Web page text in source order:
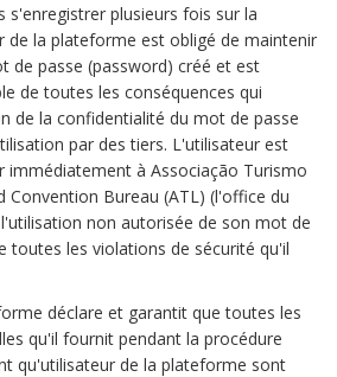
s'enregistrer plusieurs fois sur la
de la plateforme est obligé de maintenir
de passe (password) créé et est
de toutes les conséquences qui
de la confidentialité du mot de passe
par des tiers. L'utilisateur est
immédiatement à Associação Turismo
Convention Bureau (ATL) (l'office du
non autorisée de son mot de
toutes les violations de sécurité qu'il
déclare et garantit que toutes les
qu'il fournit pendant la procédure
qu'utilisateur de la plateforme sont